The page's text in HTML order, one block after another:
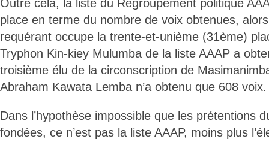
Outre cela, la liste du Regroupement politique
place en terme du nombre de voix obtenues,
requérant occupe la trente-et-unième (31ème)
Tryphon Kin-kiey Mulumba de la liste AAAP a
troisième élu de la circonscription de
Abraham Kawata Lemba n’a obtenu que 608 voix.
Dans l’hypothèse impossible que les prétentions
fondées, ce n’est pas la liste AAAP, moins plus